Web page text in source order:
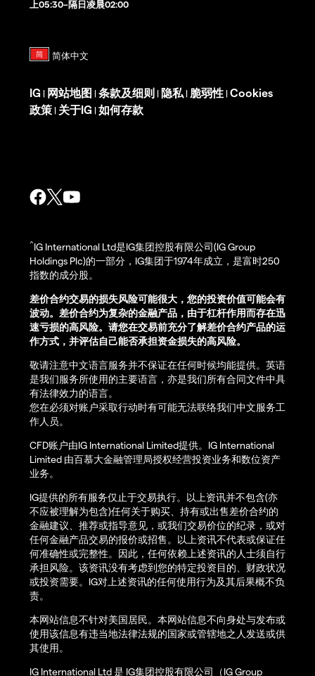
上05:30–隔日凌晨02:00
IG | 网站地图 | 条款及细则 | 隐私 | 脆弱性 | Cookies
政策 | 关于IG | 如何存款
^IG International Ltd是IG集团控股有限公司(IG Group
Holdings Plc)的一部分，IG集团于1974年成立，是富时250
指数的成分股。
差价合约交易的损失风险可能很大，您的投资价值可能会有
波动。差价合约为复杂的金融产品，由于杠杆作用而存在迅
速亏损的高风险。请您在交易前充分了解差价合约产品的运
作方式，并评估自己能否承担资金损失的高风险。
敬请注意中文语言服务并不保证在任何时候均能提供。英语
是我们服务所使用的主要语言，亦是我们所有合同文件中具
有法律效力的语言。
您在必须对账户采取行动时有可能无法联络我们中文服务工
作人员。
CFD账户由IG International Limited提供。IG International
Limited 由百慕大金融管理局授权经营投资业务和数位资产
业务。
IG提供的所有服务仅止于交易执行。以上资讯并不包含(亦
不应被理解为包含)任何关于购买、持有或出售差价合约的
金融建议、推荐或指导意见，或我们交易价位的纪录，或对
任何金融产品交易的报价或招售。以上资讯不代表或保证任
何准确性或完整性。因此，任何依赖上述资讯的人士须自行
承担风险。该资讯没有考虑到您的特定投资目的、财政状况
或投资需要。IG对上述资讯的任何使用行为及其后果概不负
责。
本网站信息不针对美国居民。本网站信息不向身处与发布或
使用该信息有违当地法律法规的国家或管辖地之人发送或供
其使用。
IG International Ltd 是 IG集团控股有限公司（IG Group